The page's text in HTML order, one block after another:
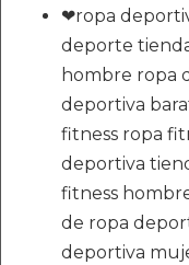
❤ropa
deporte
hombre ropa
deportiva
fitness ropa
deportiva
fitness
de ropa
deportiva